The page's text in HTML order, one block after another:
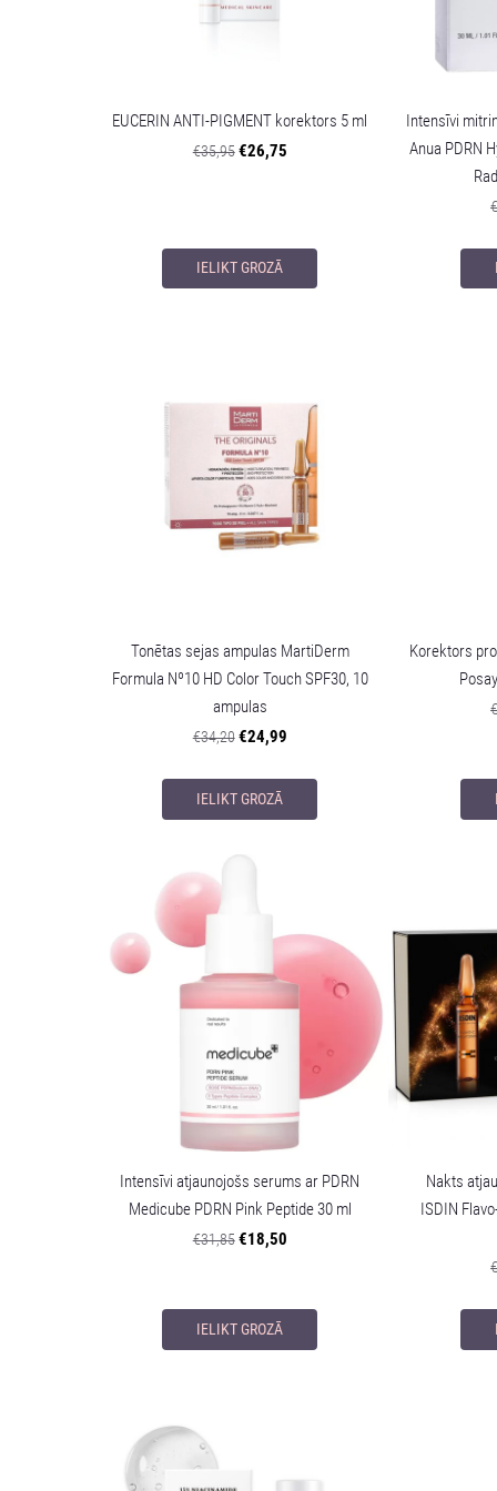
EUCERIN ANTI-PIGMENT korektors 5 ml
€35,95 €26,75
IELIKT GROZĀ
Intensīvi
Anua PDRN
Tonētas sejas ampulas MartiDerm
Formula Nº10 HD Color Touch SPF30, 10
ampulas
€34,20 €24,99
IELIKT GROZĀ
Korektors
Intensīvi atjaunojošs serums ar PDRN
Medicube PDRN Pink Peptide 30 ml
€31,85 €18,50
IELIKT GROZĀ
Nakts
ISDIN